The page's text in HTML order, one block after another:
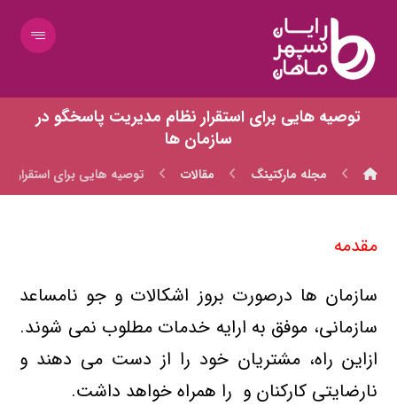
توصیه هایی برای استقرار نظام مدیریت پاسخگو در
سازمان ها
مجله مارکتینگ مقالات توصیه هایی برای استقرار
مقدمه
سازمان ها درصورت بروز اشکالات و جو نامساعد
سازمانی، موفق به ارایه خدمات مطلوب نمی شوند.
ازاین راه، مشتریان خود را از دست می دهند و
نارضایتی کارکنان و را همراه خواهد داشت.